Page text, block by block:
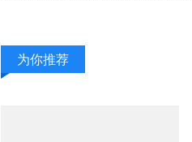
为你推荐